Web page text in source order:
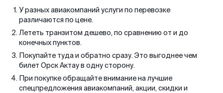
У разных авиакомпаний услуги по перевозке
различаются по цене.
Лететь транзитом дешево, по сравнению от и до
конечных пунктов.
Покупайте туда и обратно сразу. Это выгоднее чем
билет Орск Актау в одну сторону.
При покупке обращайте внимание на лучшие
спецпредложения авиакомпаний, акции, скидки и